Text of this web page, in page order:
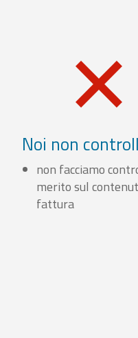
Noi non
non facciamo
merito sul
fattura